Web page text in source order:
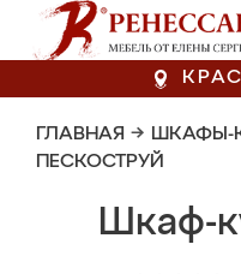
ГЛАВНАЯ → ШКАФЫ-
ПЕСКОСТРУЙ
Шкаф-